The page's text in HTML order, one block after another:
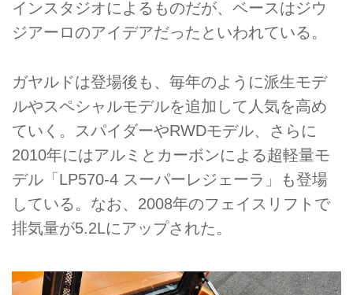
インスタジオによるものだが、ベースはジウ
ジアーロのアイデアだったといわれている。
ガヤルドは登場後も、毎年のように派生モデ
ルやスペシャルモデルを追加して人気を高め
ていく。スパイダーやRWDモデル、さらに
2010年にはアルミとカーボンによる超軽量モ
デル「LP570-4 スーパーレジェーラ」も登場
している。なお、2008年のフェイスリフトで
排気量が5.2Lにアップされた。